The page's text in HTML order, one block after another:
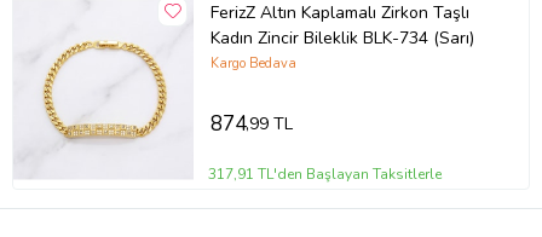
FerizZ Altın Kaplamalı Zirkon Taşlı
Kadın Zincir Bileklik BLK-734 (Sarı)
Kargo Bedava
874,99 TL
317,91 TL'den Başlayan Taksitlerle